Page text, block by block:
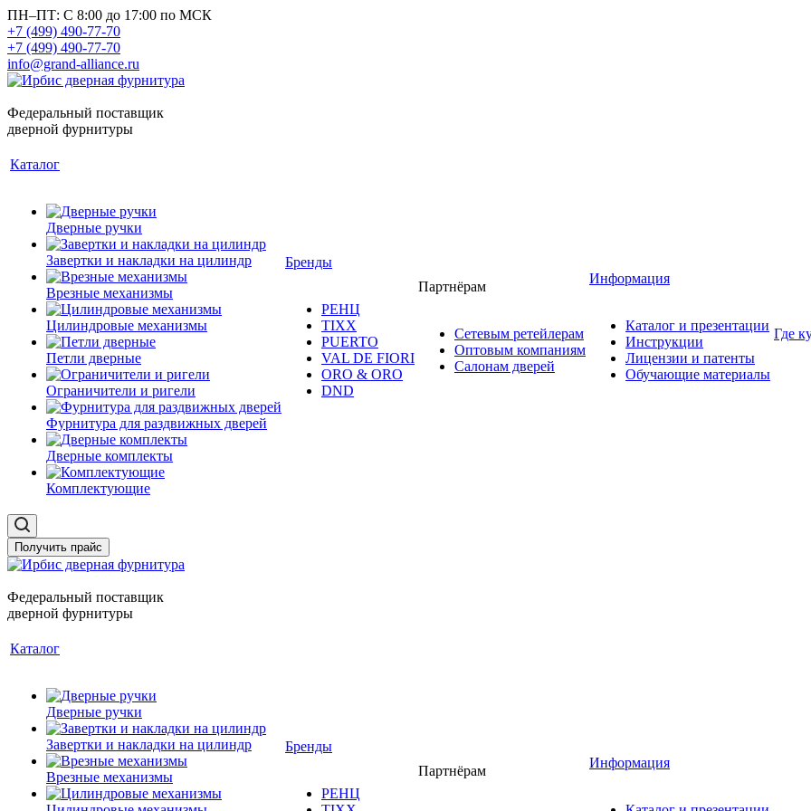
ПН–ПТ: С 8:00 до 17:00 по МСК
+7 (499) 490-77-70
+7 (499) 490-77-70
info@grand-alliance.ru
Федеральный поставщик
дверной фурнитуры
Каталог
Дверные ручки
Завертки и накладки на цилиндр
Врезные механизмы
Цилиндровые механизмы
Петли дверные
Ограничители и ригели
Фурнитура для раздвижных дверей
Дверные комплекты
Комплектующие
Бренды
РЕНЦ
TIXX
PUERTO
VAL DE FIORI
ORO & ORO
DND
Партнёрам
Сетевым ретейлерам
Оптовым компаниям
Салонам дверей
Информация
Каталог и презентации
Инструкции
Лицензии и патенты
Обучающие материалы
Где
Получить прайс
Федеральный поставщик
дверной фурнитуры
Каталог
Дверные ручки
Завертки и накладки на цилиндр
Врезные механизмы
Бренды
РЕНЦ
Партнёрам
Информация